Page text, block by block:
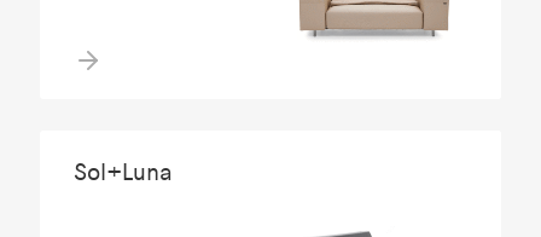
Sol+Luna